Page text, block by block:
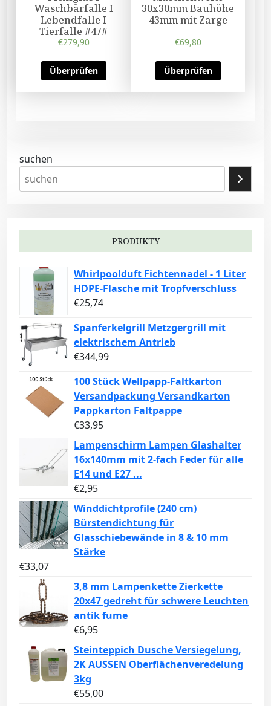
Waschbärfalle I
Lebendfalle I
Tierfalle #47#
€279,90
Überprüfen
30x30mm Bauhöhe
43mm mit Zarge
€69,80
Überprüfen
suchen
PRODUKTY
Whirlpoolduft Fichtennadel - 1 Liter
HDPE-Flasche mit Tropfverschluss
€25,74
Spanferkelgrill Metzgergrill mit
elektrischem Antrieb
€344,99
100 Stück Wellpapp-Faltkarton
Versandpackung Versandkarton
Pappkarton Faltpappe
€33,95
Lampenschirm Lampen Glashalter
16x140mm mit 2-fach Feder für alle
E14 und E27 ...
€2,95
Winddichtprofile (240 cm)
Bürstendichtung für
Glasschiebewände in 8 & 10 mm
Stärke
€33,07
3,8 mm Lampenkette Zierkette
20x47 gedreht für schwere Leuchten
antik fume
€6,95
Steinteppich Dusche Versiegelung,
2K AUSSEN Oberflächenveredelung
3kg
€55,00